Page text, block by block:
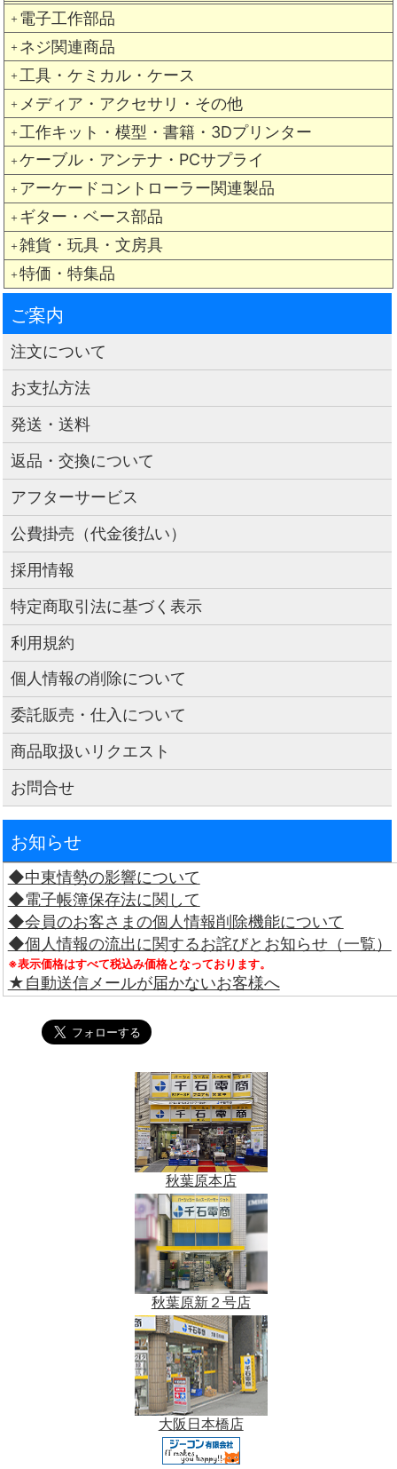
＋ 電子工作部品
＋ ネジ関連商品
＋ 工具・ケミカル・ケース
＋ メディア・アクセサリ・その他
＋ 工作キット・模型・書籍・3Dプリンター
＋ ケーブル・アンテナ・PCサプライ
＋ アーケードコントローラー関連製品
＋ ギター・ベース部品
＋ 雑貨・玩具・文房具
＋ 特価・特集品
ご案内
注文について
お支払方法
発送・送料
返品・交換について
アフターサービス
公費掛売（代金後払い）
採用情報
特定商取引法に基づく表示
利用規約
個人情報の削除について
委託販売・仕入について
商品取扱いリクエスト
お問合せ
お知らせ
◆中東情勢の影響について
◆電子帳簿保存法に関して
◆会員のお客さまの個人情報削除機能について
◆個人情報の流出に関するお詫びとお知らせ（一覧）
※表示価格はすべて税込み価格となっております。
★自動送信メールが届かないお客様へ
秋葉原本店
秋葉原新２号店
大阪日本橋店